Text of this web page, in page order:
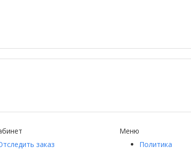
заказ
Меню
Политика